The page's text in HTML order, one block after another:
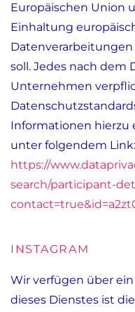
Europäischen Union
Einhaltung
soll. Jedes nach dem
Unternehmen
Informationen hierzu
unter folgendem Link:
https://
search/participant-
INSTAGRAM
Wir verfügen über
dieses Dienstes ist